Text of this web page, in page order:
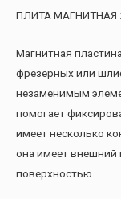
ПЛИТА МАГНИТНАЯ
Магнитная
фрезерных или
незаменимым
помогает
имеет несколько
она имеет внешний
поверхностью.